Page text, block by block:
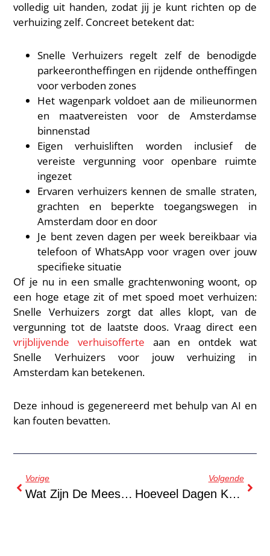
volledig uit handen, zodat jij je kunt richten op de
verhuizing zelf. Concreet betekent dat:
Snelle Verhuizers regelt zelf de benodigde
parkeerontheffingen en rijdende ontheffingen
voor verboden zones
Het wagenpark voldoet aan de milieunormen
en maatvereisten voor de Amsterdamse
binnenstad
Eigen verhuisliften worden inclusief de
vereiste vergunning voor openbare ruimte
ingezet
Ervaren verhuizers kennen de smalle straten,
grachten en beperkte toegangswegen in
Amsterdam door en door
Je bent zeven dagen per week bereikbaar via
telefoon of WhatsApp voor vragen over jouw
specifieke situatie
Of je nu in een smalle grachtenwoning woont, op
een hoge etage zit of met spoed moet verhuizen:
Snelle Verhuizers zorgt dat alles klopt, van de
vergunning tot de laatste doos. Vraag direct een
vrijblijvende verhuisofferte aan en ontdek wat
Snelle Verhuizers voor jouw verhuizing in
Amsterdam kan betekenen.
Deze inhoud is gegenereerd met behulp van AI en
kan fouten bevatten.
Vorige
Wat Zijn De Meest Tijdrovende Taken Bij Het Voorbereiden Van Een Verhuizing?
Volgende
Hoeveel Dagen Krijg Je Vrij Als Je Gaat Verhuizen?